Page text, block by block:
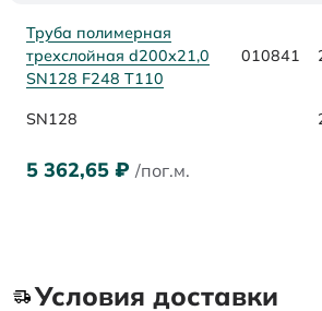
Труба полимерная
трехслойная d200х21,0
SN128 F248 Т110
010841
SN128
5 362,65 ₽ /пог.м.
Условия доставки